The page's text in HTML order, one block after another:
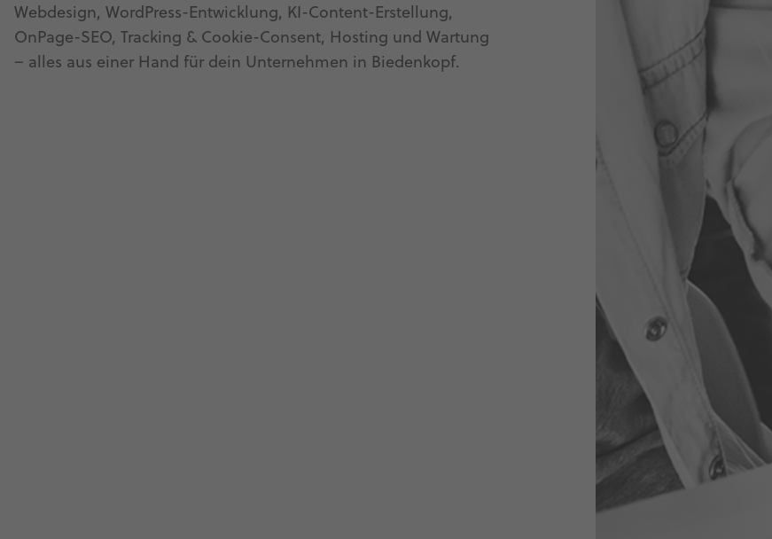
Webdesign, WordPress-Entwicklung, KI-Content-Erstellung,
OnPage-SEO, Tracking & Cookie-Consent, Hosting und Wartung
– alles aus einer Hand für dein Unternehmen in Biedenkopf.